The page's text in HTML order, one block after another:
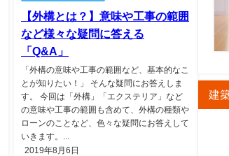
【外構とは？】意味や工事の範囲
など様々な疑問に答える
「Q&A」
「外構の意味や工事の範囲など、基本的なこ
とが知りたい！」 そんな疑問にお答えしま
す。 今回は「外構」「エクステリア」など
の意味や工事の範囲も含めて、外構の種類や
ローンのことなど、色々な疑問にお答えして
いきます。...
2019年8月6日
建